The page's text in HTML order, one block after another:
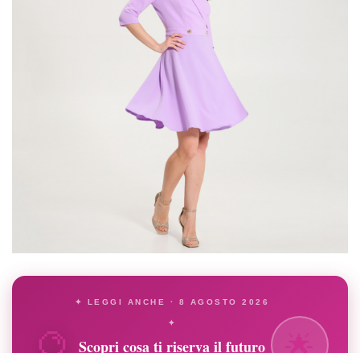
✦ LEGGI ANCHE · 8 AGOSTO 2026
✦
Scopri cosa ti riserva il futuro